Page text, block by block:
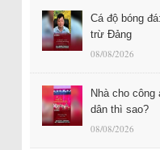
Cá độ bóng
trừ Đảng
08/08/2026
Nhà cho
dân thì sao?
08/08/2026